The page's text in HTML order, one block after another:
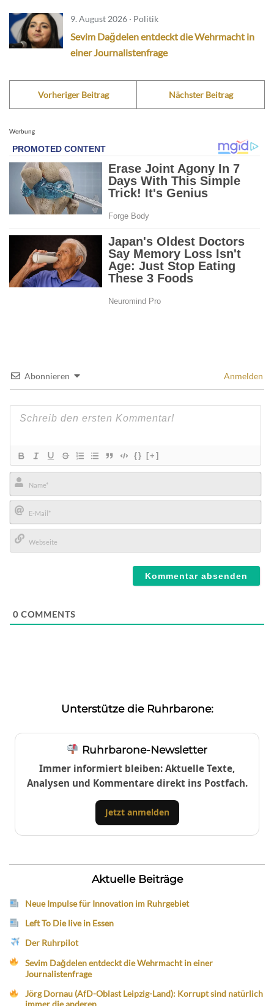
9. August 2026 · Politik
Sevim Dağdelen entdeckt die Wehrmacht in
einer Journalistenfrage
Vorheriger Beitrag Nächster Beitrag
Werbung
Abonnieren Anmelden
{} [+]
Name*
E-
Mail*
0 COMMENTS
Unterstütze die Ruhrbarone:
Ruhrbarone-Newsletter
Immer informiert bleiben: Aktuelle Texte,
Analysen und Kommentare direkt ins Postfach.
Jetzt anmelden
Aktuelle Beiträge
Neue Impulse für Innovation im Ruhrgebiet
Left To Die live in Essen
Der Ruhrpilot
Sevim Dağdelen entdeckt die Wehrmacht in einer
Journalistenfrage
Jörg Dornau (AfD-Oblast Leipzig-Land): Korrupt sind natürlich